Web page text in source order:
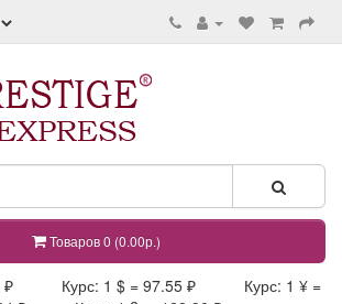
Товаров 0 (0.00р.)
₽ Курс: 1 $ = 97.55 ₽ Курс: 1 ¥ =